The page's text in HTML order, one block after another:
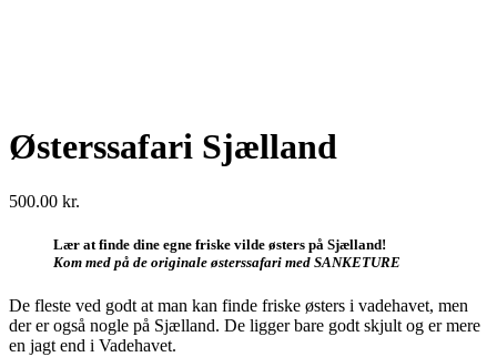
Østerssafari Sjælland
500.00 kr.
Lær at finde dine egne friske vilde østers på Sjælland!
Kom med på de originale østerssafari med SANKETURE
De fleste ved godt at man kan finde friske østers i vadehavet, men
der er også nogle på Sjælland. De ligger bare godt skjult og er mere
en jagt end i Vadehavet.